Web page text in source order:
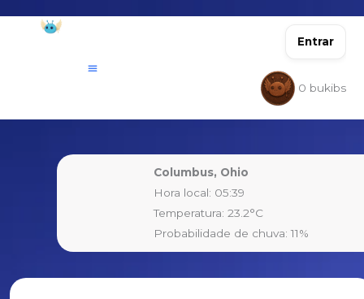
Entrar
0 bukibs
Columbus, Ohio
Hora local: 05:39
Temperatura: 23.2°C
Probabilidade de chuva: 11%